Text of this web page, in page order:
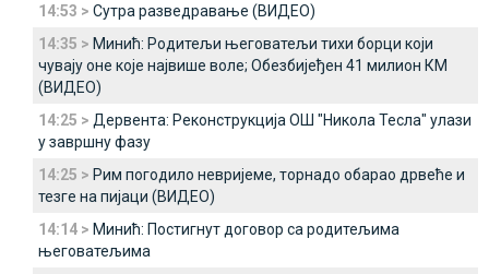
14:53 > Сутра разведравање (ВИДЕО)
14:35 > Минић: Родитељи његоватељи тихи борци који
чувају оне које највише воле; Обезбијеђен 41 милион КМ
(ВИДЕО)
14:25 > Дервента: Реконструкција ОШ "Никола Тесла" улази
у завршну фазу
14:25 > Рим погодило невријеме, торнадо обарао дрвеће и
тезге на пијаци (ВИДЕО)
14:14 > Минић: Постигнут договор са родитељима
његоватељима